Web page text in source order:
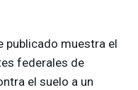
publicado muestra el
federales de
el suelo a un